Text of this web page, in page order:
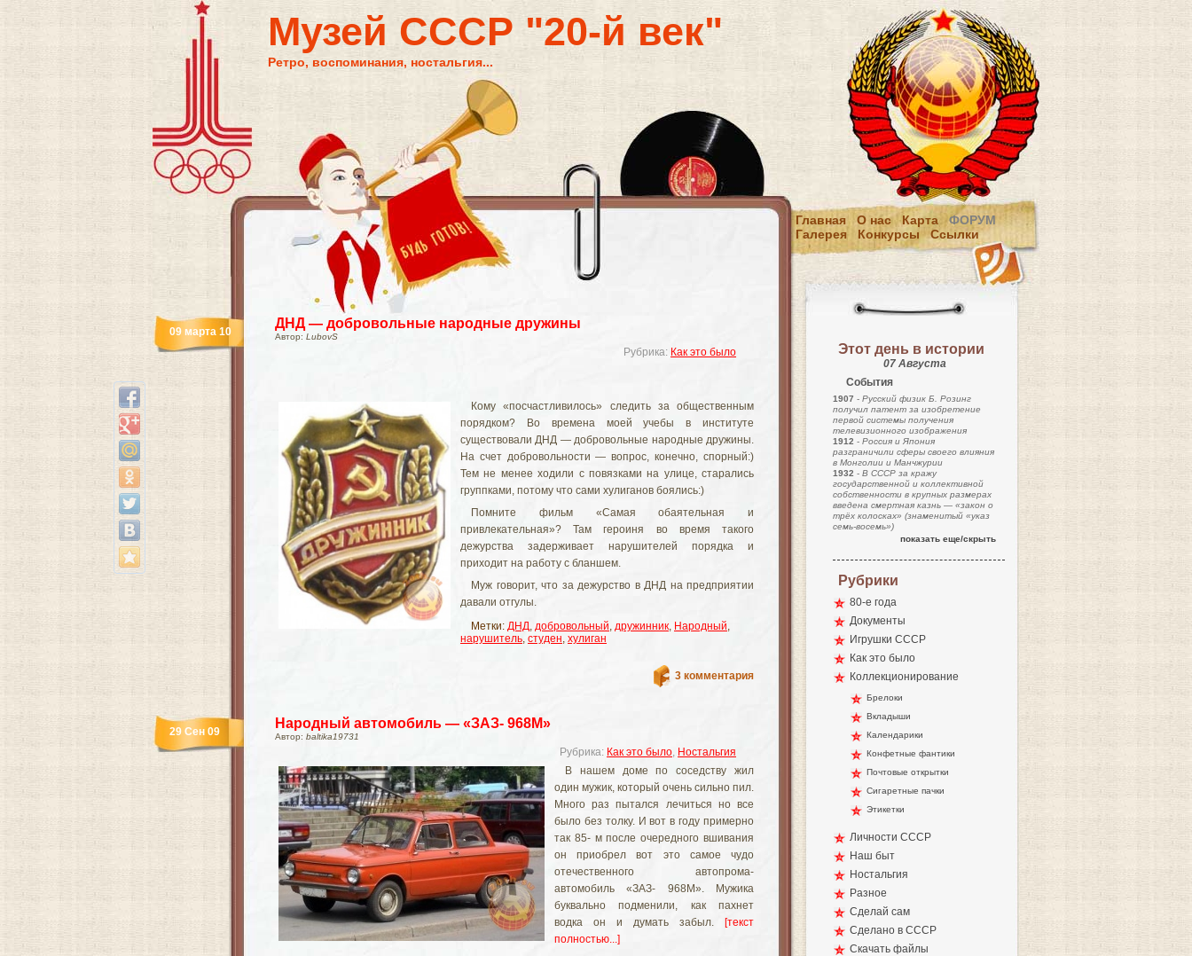
Музей СССР "20-й век"
Ретро, воспоминания, ностальгия...
Главная О нас Карта
ФОРУМ
Галерея
Конкурсы Ссылки
ДНД — добровольные народные дружины
Автор: LubovS
Рубрика: Как это было
09 марта 10
Кому «посчастливилось» следить за общественным
порядком? Во времена моей учебы в институте
существовали ДНД — добровольные народные дружины.
На счет добровольности — вопрос, конечно, спорный:)
Тем не менее ходили с повязками на улице, старались
группками, потому что сами хулиганов боялись:)
Помните фильм «Самая обаятельная и
привлекательная»? Там героиня во время такого
дежурства задерживает нарушителей порядка и
приходит на работу с бланшем.
Муж говорит, что за дежурство в ДНД на предприятии
давали отгулы.
Метки: ДНД, добровольный, дружинник, Народный,
нарушитель, студен, хулиган
3 комментария
Народный автомобиль — «ЗАЗ- 968М»
Автор: baltika19731
Рубрика: Как это было, Ностальгия
29 Сен 09
В нашем доме по соседству жил
один мужик, который очень сильно пил.
Много раз пытался лечиться но все
было без толку. И вот в году примерно
так 85- м после очередного вшивания
он приобрел вот это самое чудо
отечественного автопрома-
автомобиль «ЗАЗ- 968М». Мужика
буквально подменили, как пахнет
водка он и думать забыл.
[текст
полностью...]
Этот день в истории
07 Августа
События
1907 - Русский физик Б. Розинг
получил патент за изобретение
первой системы получения
телевизионного изображения
1912 - Россия и Япония
разграничили сферы своего влияния
в Монголии и Манчжурии
1932 - В СССР за кражу
государственной и коллективной
собственности в крупных размерах
введена смертная казнь — «закон о
трёх колосках» (знаменитый «указ
семь-восемь»)
показать еще/скрыть
Рубрики
80-е года
Документы
Игрушки СССР
Как это было
Коллекционирование
Брелоки
Вкладыши
Календарики
Конфетные фантики
Почтовые открытки
Сигаретные пачки
Этикетки
Личности СССР
Наш быт
Ностальгия
Разное
Сделай сам
Сделано в СССР
Скачать файлы